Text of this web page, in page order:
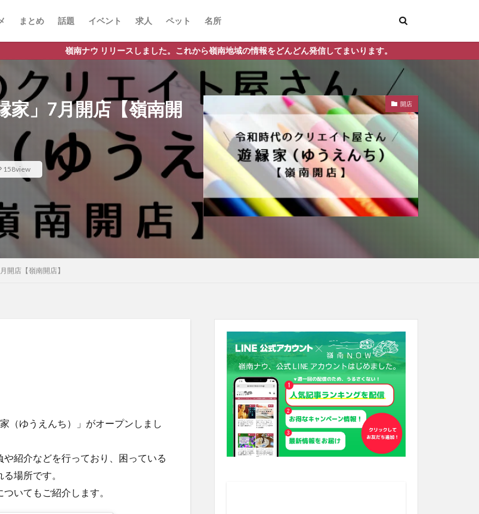
まとめ 話題 イベント 求人 ペット 名所
ースしました。これから嶺南地域の情報をどんどん発信してまいります。
家」7月開店【嶺南開
158view
開店
開店【嶺南開店】
（ゆうえんち）」がオープンしまし
紹介などを行っており、困っている
場所です。
いてもご紹介します。